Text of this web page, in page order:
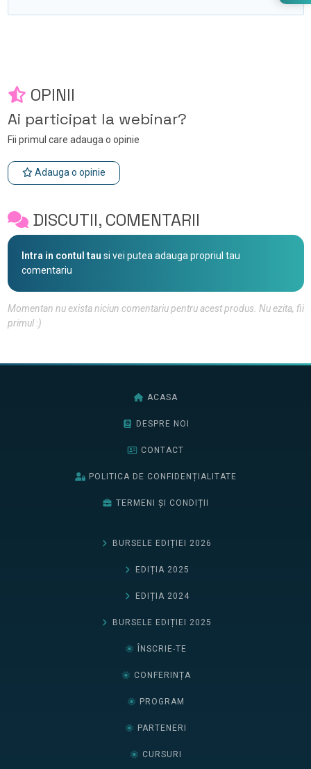
OPINII
Ai participat la webinar?
Fii primul care adauga o opinie
Adauga o opinie
DISCUTII, COMENTARII
Intra in contul tau si vei putea adauga propriul tau
comentariu
Momentan nu exista niciun comentariu pentru acest produs. Nu ezita, fii
primul :)
ACASA
DESPRE NOI
CONTACT
POLITICA DE CONFIDENȚIALITATE
TERMENI ȘI CONDIȚII
BURSELE EDIȚIEI 2026
EDIȚIA 2025
EDIȚIA 2024
BURSELE EDIȚIEI 2025
ÎNSCRIE-TE
CONFERINȚA
PROGRAM
PARTENERI
CURSURI